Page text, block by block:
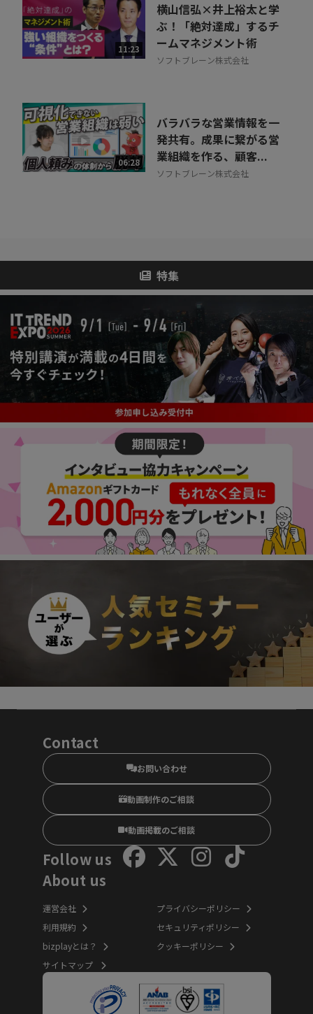
11:23
横山信弘×井上裕太と学
ぶ！「絶対達成」するチ
ームマネジメント術
ソフトブレーン株式会社
06:28
バラバラな営業情報を一
発共有。成果に繋がる営
業組織を作る、顧客...
ソフトブレーン株式会社
特集
Contact
お問い合わせ
動画制作のご相談
動画掲載のご相談
Follow us
About us
運営会社
利用規約
bizplayとは？
サイトマップ
プライバシーポリシー
セキュリティポリシー
クッキーポリシー